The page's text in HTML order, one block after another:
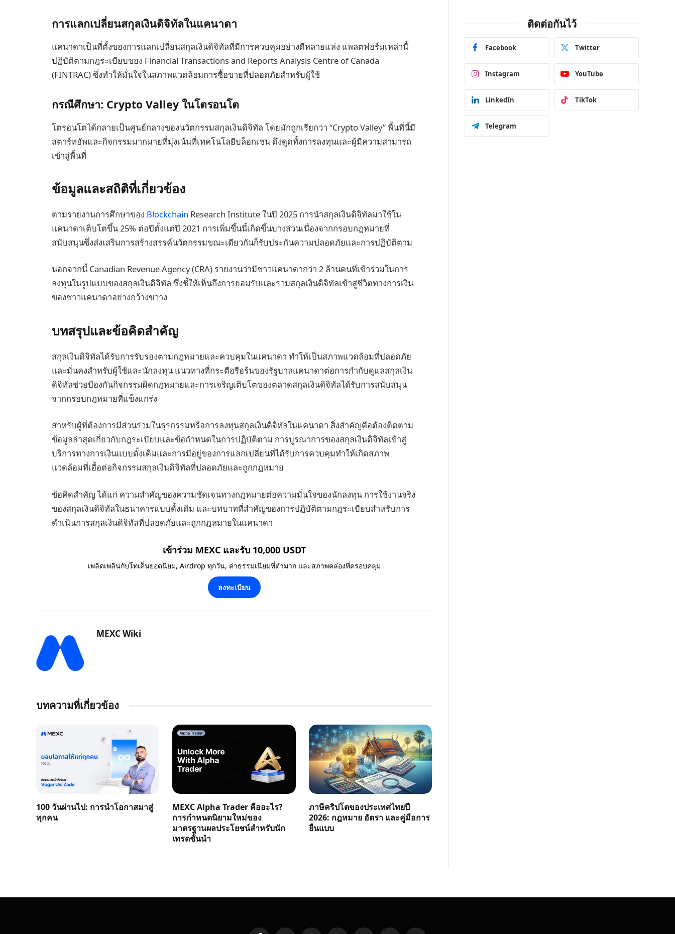
การแลกเปลี่ยนสกุลเงินดิจิทัลในแคนาดา
แคนาดาเป็นที่ตั้งของการแลกเปลี่ยนสกุลเงินดิจิทัลที่มีการควบคุมอย่างดีหลายแห่ง แพลตฟอร์มเหล่านี้
ปฏิบัติตามกฎระเบียบของ Financial Transactions and Reports Analysis Centre of Canada
(FINTRAC) ซึ่งทำให้มั่นใจในสภาพแวดล้อมการซื้อขายที่ปลอดภัยสำหรับผู้ใช้
กรณีศึกษา: Crypto Valley ในโตรอนโต
โตรอนโตได้กลายเป็นศูนย์กลางของนวัตกรรมสกุลเงินดิจิทัล โดยมักถูกเรียกว่า “Crypto Valley” พื้นที่นี้มี
สตาร์ทอัพและกิจกรรมมากมายที่มุ่งเน้นที่เทคโนโลยีบล็อกเชน ดึงดูดทั้งการลงทุนและผู้มีความสามารถ
เข้าสู่พื้นที่
ข้อมูลและสถิติที่เกี่ยวข้อง
ตามรายงานการศึกษาของ Blockchain Research Institute ในปี 2025 การนำสกุลเงินดิจิทัลมาใช้ใน
แคนาดาเติบโตขึ้น 25% ต่อปีตั้งแต่ปี 2021 การเพิ่มขึ้นนี้เกิดขึ้นบางส่วนเนื่องจากกรอบกฎหมายที่
สนับสนุนซึ่งส่งเสริมการสร้างสรรค์นวัตกรรมขณะเดียวกันก็รับประกันความปลอดภัยและการปฏิบัติตาม
นอกจากนี้ Canadian Revenue Agency (CRA) รายงานว่ามีชาวแคนาดากว่า 2 ล้านคนที่เข้าร่วมในการ
ลงทุนในรูปแบบของสกุลเงินดิจิทัล ซึ่งชี้ให้เห็นถึงการยอมรับและรวมสกุลเงินดิจิทัลเข้าสู่ชีวิตทางการเงิน
ของชาวแคนาดาอย่างกว้างขวาง
บทสรุปและข้อคิดสำคัญ
สกุลเงินดิจิทัลได้รับการรับรองตามกฎหมายและควบคุมในแคนาดา ทำให้เป็นสภาพแวดล้อมที่ปลอดภัย
และมั่นคงสำหรับผู้ใช้และนักลงทุน แนวทางที่กระตือรือร้นของรัฐบาลแคนาดาต่อการกำกับดูแลสกุลเงิน
ดิจิทัลช่วยป้องกันกิจกรรมผิดกฎหมายและการเจริญเติบโตของตลาดสกุลเงินดิจิทัลได้รับการสนับสนุน
จากกรอบกฎหมายที่แข็งแกร่ง
สำหรับผู้ที่ต้องการมีส่วนร่วมในธุรกรรมหรือการลงทุนสกุลเงินดิจิทัลในแคนาดา สิ่งสำคัญคือต้องติดตาม
ข้อมูลล่าสุดเกี่ยวกับกฎระเบียบและข้อกำหนดในการปฏิบัติตาม การบูรณาการของสกุลเงินดิจิทัลเข้าสู่
บริการทางการเงินแบบดั้งเดิมและการมีอยู่ของการแลกเปลี่ยนที่ได้รับการควบคุมทำให้เกิดสภาพ
แวดล้อมที่เอื้อต่อกิจกรรมสกุลเงินดิจิทัลที่ปลอดภัยและถูกกฎหมาย
ข้อคิดสำคัญ ได้แก่ ความสำคัญของความชัดเจนทางกฎหมายต่อความมั่นใจของนักลงทุน การใช้งานจริง
ของสกุลเงินดิจิทัลในธนาคารแบบดั้งเดิม และบทบาทที่สำคัญของการปฏิบัติตามกฎระเบียบสำหรับการ
ดำเนินการสกุลเงินดิจิทัลที่ปลอดภัยและถูกกฎหมายในแคนาดา
เข้าร่วม MEXC และรับ 10,000 USDT
เพลิดเพลินกับโทเค็นยอดนิยม, Airdrop ทุกวัน, ค่าธรรมเนียมที่ต่ำมาก และสภาพคล่องที่ครอบคลุม
ลงทะเบียน
MEXC Wiki
บทความที่เกี่ยวข้อง
100 วันผ่านไป: การนำโอกาสมาสู่
ทุกคน
MEXC Alpha Trader คืออะไร?
การกำหนดนิยามใหม่ของ
มาตรฐานผลประโยชน์สำหรับนัก
เทรดชั้นนำ
ภาษีคริปโตของประเทศไทยปี
2026: กฎหมาย อัตรา และคู่มือการ
ยื่นแบบ
ติดต่อกันไว้
Facebook Twitter
Instagram YouTube
LinkedIn TikTok
Telegram